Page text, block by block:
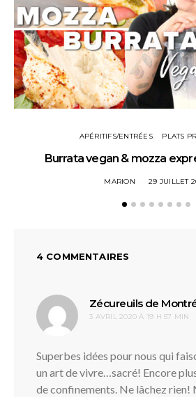
APÉRITIFS/ENTRÉES PLATS
Burrata vegan & mozza
MARION 29 JUILLET
4 COMMENTAIRES
Zécureuils de
3 AVRIL 2020 À 19 H 57 MIN
Superbes idées pour nous qui
un art de vivre…sacré! Encore
de confinements. Ne lâchez rien!